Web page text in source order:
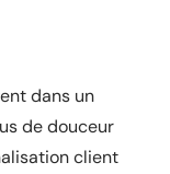
dans un
de douceur
client